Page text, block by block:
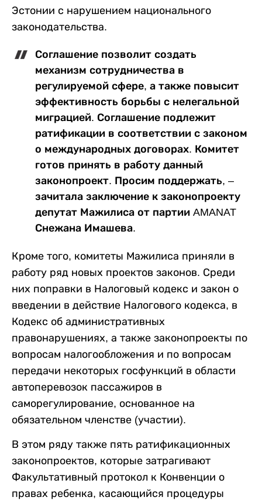
Эстонии с нарушением национального
законодательства.
Соглашение позволит создать
механизм сотрудничества в
регулируемой сфере, а также повысит
эффективность борьбы с нелегальной
миграцией. Соглашение подлежит
ратификации в соответствии с законом
о международных договорах. Комитет
готов принять в работу данный
законопроект. Просим поддержать, –
зачитала заключение к законопроекту
депутат Мажилиса от партии AMANAT
Снежана Имашева.
Кроме того, комитеты Мажилиса приняли в
работу ряд новых проектов законов. Среди
них поправки в Налоговый кодекс и закон о
введении в действие Налогового кодекса, в
Кодекс об административных
правонарушениях, а также законопроекты по
вопросам налогообложения и по вопросам
передачи некоторых госфункций в области
автоперевозок пассажиров в
саморегулирование, основанное на
обязательном членстве (участии).
В этом ряду также пять ратификационных
законопроектов, которые затрагивают
Факультативный протокол к Конвенции о
правах ребенка, касающийся процедуры